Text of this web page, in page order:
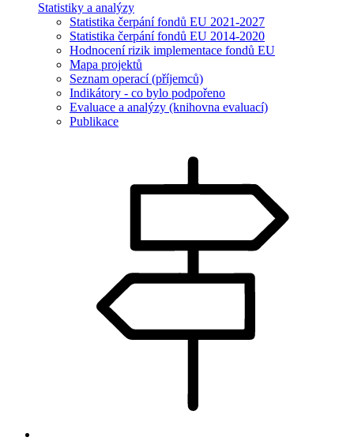
Statistiky a analýzy
Statistika čerpání fondů EU 2021-2027
Statistika čerpání fondů EU 2014-2020
Hodnocení rizik implementace fondů EU
Mapa projektů
Seznam operací (příjemců)
Indikátory - co bylo podpořeno
Evaluace a analýzy (knihovna evaluací)
Publikace